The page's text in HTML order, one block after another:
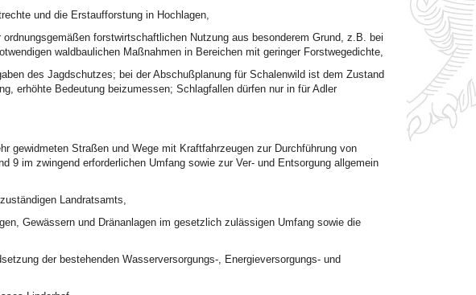
und die Erstaufforstung in Hochlagen,
forstwirtschaftlichen Nutzung aus besonderem Grund, z.B. bei
waldbaulichen Maßnahmen in Bereichen mit geringer Forstwegedichte,
des Jagdschutzes; bei der Abschußplanung für Schalenwild ist dem Zustand
erhöhte Bedeutung beizumessen; Schlagfallen dürfen nur in für Adler
gewidmeten Straßen und Wege mit Kraftfahrzeugen zur Durchführung von
9 im zwingend erforderlichen Umfang sowie zur Ver- und Entsorgung allgemein
Landratsamts,
Gewässern und Dränanlagen im gesetzlich zulässigen Umfang sowie die
der bestehenden Wasserversorgungs-, Energieversorgungs- und